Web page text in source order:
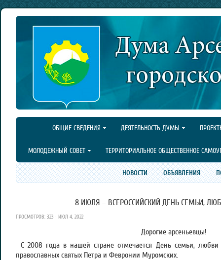
ОБЩИЕ СВЕДЕНИЯ ДЕЯТЕЛЬНОСТЬ ДУМЫ
МОЛОДЕЖНЫЙ СОВЕТ ТЕРРИТОРИАЛЬНОЕ ОБЩЕСТВЕННОЕ
НОВОСТИ ОБЪЯВЛЕНИЯ
8 ИЮЛЯ – ВСЕРОССИЙСКИЙ ДЕНЬ СЕМЬИ,
ПРОСМОТРОВ: 323 · ИЮЛ 4, 2022
Дорогие арсеньевцы!
С 2008 года в нашей стране отмечается День семьи,
православных святых Петра и Февронии Муромских.